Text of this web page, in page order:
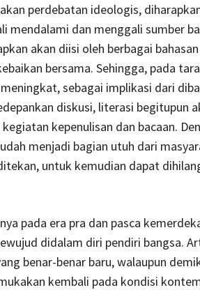
perdebatan ideologis,
mendalami dan menggali sumber
akan diisi oleh berbagai
bersama. Sehingga, pada
sebagai implikasi dari
diskusi, literasi begitupun
kepenulisan dan bacaan.
menjadi bagian utuh dari
untuk kemudian dapat
pada era pra dan pasca
didalam diri pendiri bangsa.
benar-benar baru, walaupun
kembali pada kondisi